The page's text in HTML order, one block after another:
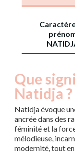
Que
Natidja ?
Natidja évoque
ancrée dans des
féminité et la
mélodieuse,
modernité, tout